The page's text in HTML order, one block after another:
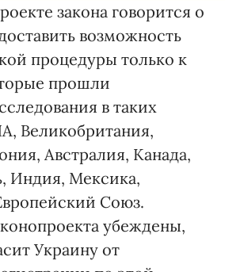
закона говорится о
возможность
процедуры только к
прошли
в таких
Великобритания,
Австралия, Канада,
Индия, Мексика,
Союз.
убеждены,
Украину от